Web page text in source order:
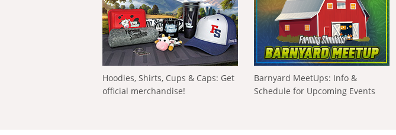
Hoodies, Shirts, Cups & Caps: Get
official merchandise!
Barnyard MeetUps: Info &
Schedule for Upcoming Events